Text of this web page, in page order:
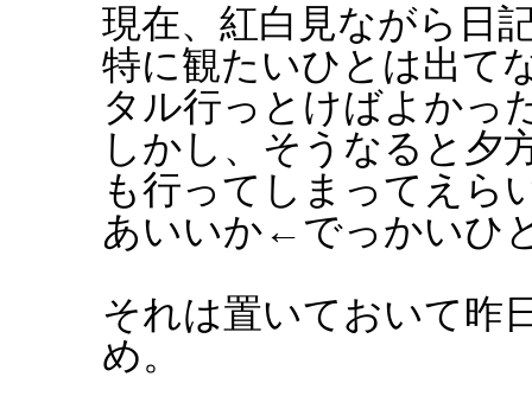
現在、紅白見ながら日
特に観たいひとは出て
タル行っとけばよかっ
しかし、そうなると夕
も行ってしまってえら
あいいか←でっかいひ
それは置いておいて昨
め。